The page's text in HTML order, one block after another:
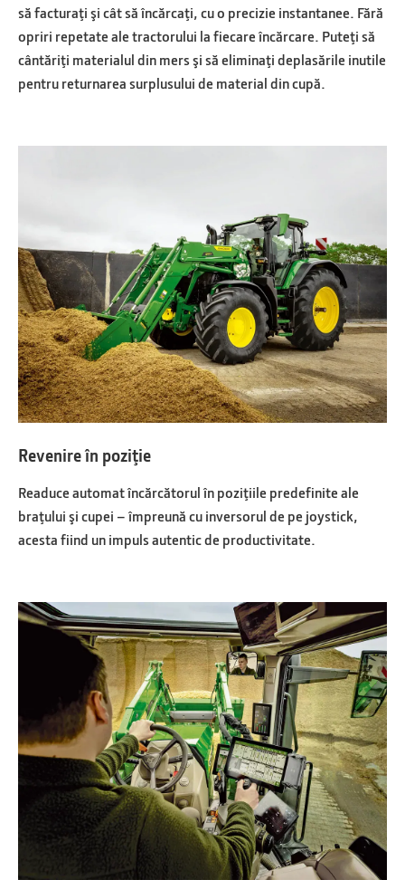
să facturaţi şi cât să încărcaţi, cu o precizie instantanee. Fără
opriri repetate ale tractorului la fiecare încărcare. Puteţi să
cântăriţi materialul din mers şi să eliminaţi deplasările inutile
pentru returnarea surplusului de material din cupă.
Revenire în poziţie
Readuce automat încărcătorul în poziţiile predefinite ale
braţului şi cupei – împreună cu inversorul de pe joystick,
acesta fiind un impuls autentic de productivitate.